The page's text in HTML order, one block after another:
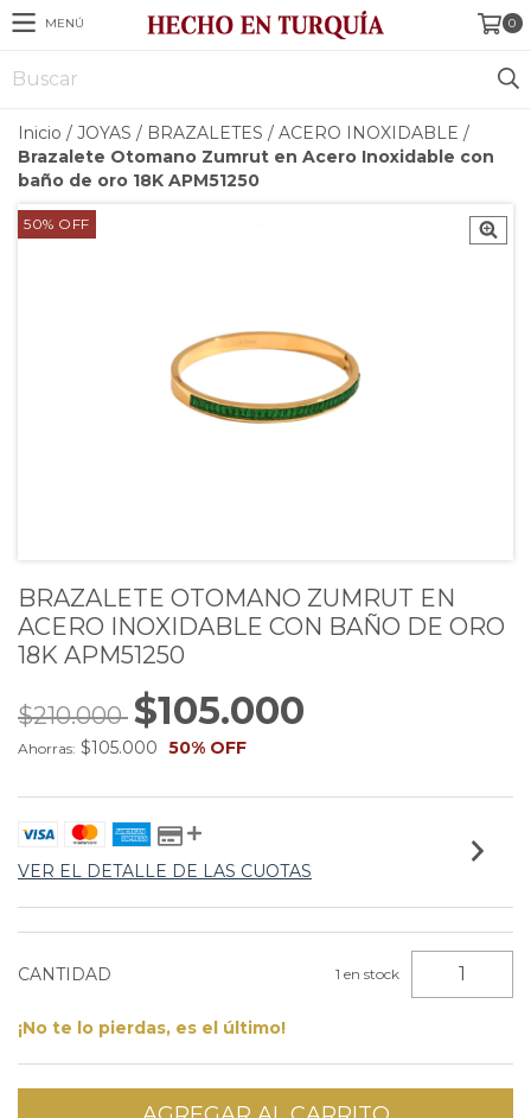
MENÚ 0
Inicio / JOYAS / BRAZALETES / ACERO INOXIDABLE /
Brazalete Otomano Zumrut en Acero Inoxidable con
baño de oro 18K APM51250
50% OFF
BRAZALETE OTOMANO ZUMRUT EN
ACERO INOXIDABLE CON BAÑO DE ORO
18K APM51250
$210.000 $105.000
Ahorras: $105.000 50% OFF
VER EL DETALLE DE LAS CUOTAS
CANTIDAD 1 en stock
¡No te lo pierdas, es el último!